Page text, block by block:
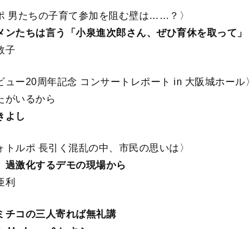
男たちの子育て参加を阻む壁は……？〉
ンたちは言う「小泉進次郎さん、ぜひ育休を取って」
子
ュー20周年記念 コンサートレポート in 大阪城ホール〉
がいるから
よし
トルポ 長引く混乱の中、市民の思いは〉
過激化するデモの現場から
利
チコの三人寄れば無礼講